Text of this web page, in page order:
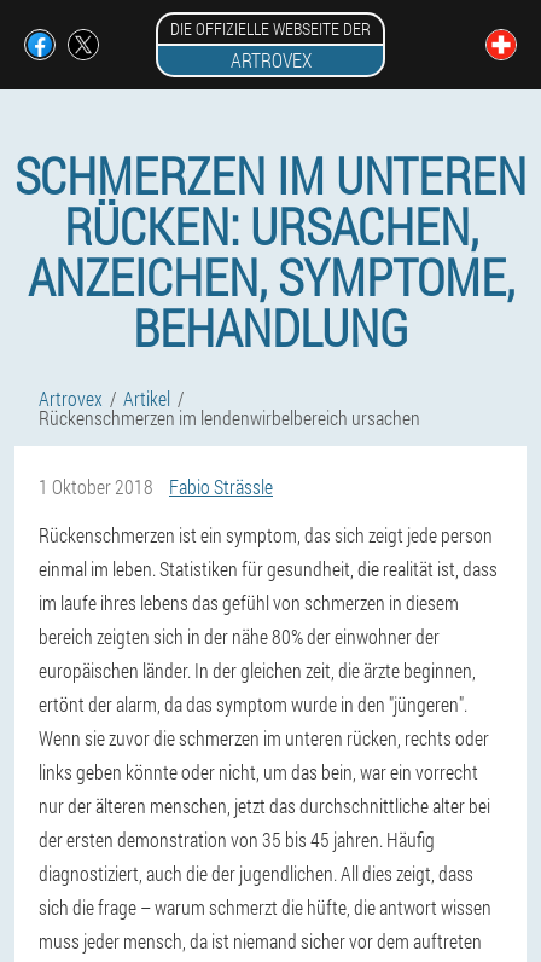
DIE OFFIZIELLE WEBSEITE DER
ARTROVEX
SCHMERZEN IM UNTEREN
RÜCKEN: URSACHEN,
ANZEICHEN, SYMPTOME,
BEHANDLUNG
Artrovex Artikel
Rückenschmerzen im lendenwirbelbereich ursachen
1 Oktober 2018
Fabio Strässle
Rückenschmerzen ist ein symptom, das sich zeigt jede person
einmal im leben. Statistiken für gesundheit, die realität ist, dass
im laufe ihres lebens das gefühl von schmerzen in diesem
bereich zeigten sich in der nähe 80% der einwohner der
europäischen länder. In der gleichen zeit, die ärzte beginnen,
ertönt der alarm, da das symptom wurde in den "jüngeren".
Wenn sie zuvor die schmerzen im unteren rücken, rechts oder
links geben könnte oder nicht, um das bein, war ein vorrecht
nur der älteren menschen, jetzt das durchschnittliche alter bei
der ersten demonstration von 35 bis 45 jahren. Häufig
diagnostiziert, auch die der jugendlichen. All dies zeigt, dass
sich die frage – warum schmerzt die hüfte, die antwort wissen
muss jeder mensch, da ist niemand sicher vor dem auftreten